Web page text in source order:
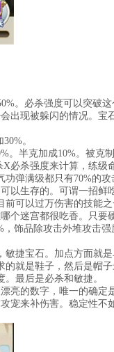
。必杀强度可以突破这
出现被躲闪的情况。宝
。
。半克加成10%。被克
必杀强度来计算，练级
弹满级都只有70%的
以生存的。可谓一招鲜
可以过万伤害的技能之
个迷宫都很吃香。只要
饰品除攻击外堆攻击
捷宝石。加点方面就是
就是鞋子，然后是帽子
最后是必杀和敏捷。
亮的数字，唯一的确
宠来补伤害。稳定性